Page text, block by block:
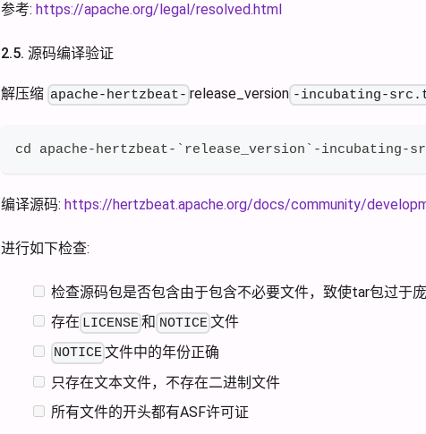
参考: https://apache.org/legal/resolved.html
2.5. 源码编译验证
解压缩 apache-hertzbeat- release_version -incubating-
cd apache-hertzbeat-`release_version`-incubating-
编译源码: https://hertzbeat.apache.org/docs/community/
进行如下检查:
检查源码包是否包含由于包含不必要文件，致使tar包过于
存在 LICENSE和 NOTICE文件
NOTICE文件中的年份正确
只存在文本文件，不存在二进制文件
所有文件的开头都有ASF许可证